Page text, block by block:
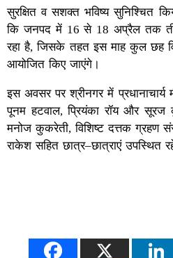
सुरक्षित व सशक्त भविष्य सुनिश्चित
कि जनपद में 16 से 18 अप्रैल तक
रहा है, जिसके तहत इस माह कुल छह
आयोजित किए जाएंगे।
इस अवसर पर श्रीनगर में प्रधानाचार्य
पूनम हटवाल, प्रियंका रॉय और सूरज
मनोज कुकरेती, विशिष्ट दत्तक ग्रहण
राकेश सहित छात्र–छात्राएं उपस्थित